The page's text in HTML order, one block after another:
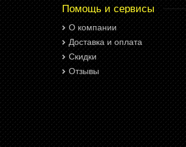
Помощь и сервисы
О компании
Доставка и оплата
Скидки
Отзывы